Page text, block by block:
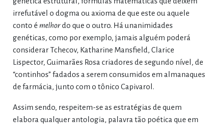
irrefutável o dogma ou axioma de que este ou aquele
conto é melhordo que o outro. Há unanimidades
genéticas, como por exemplo, jamais alguém poderá
considerar Tchecov, Katharine Mansfield, Clarice
Lispector, Guimarães Rosa criadores de segundo nível, de
“continhos” fadados a serem consumidos em almanaques
de farmácia, junto com o tônico Capivarol.
Assim sendo, respeitem-se as estratégias de quem
elabora qualquer antologia, palavra tão poética que em